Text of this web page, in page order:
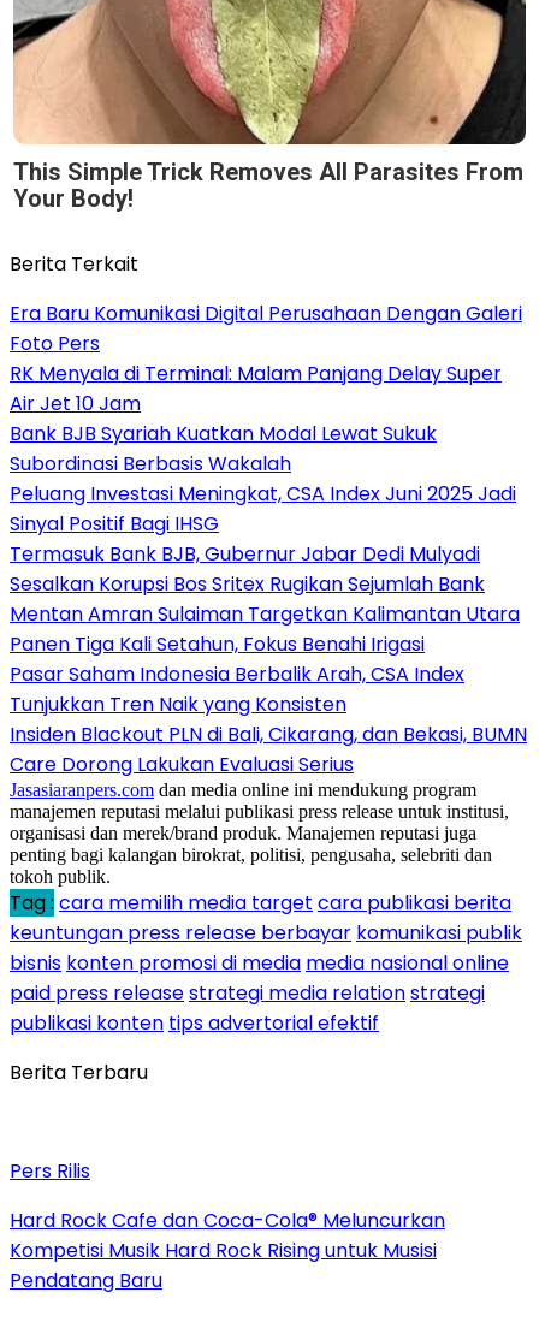
This Simple Trick Removes All Parasites From
Your Body!
Berita Terkait
Era Baru Komunikasi Digital Perusahaan Dengan Galeri
Foto Pers
RK Menyala di Terminal: Malam Panjang Delay Super
Air Jet 10 Jam
Bank BJB Syariah Kuatkan Modal Lewat Sukuk
Subordinasi Berbasis Wakalah
Peluang Investasi Meningkat, CSA Index Juni 2025 Jadi
Sinyal Positif Bagi IHSG
Termasuk Bank BJB, Gubernur Jabar Dedi Mulyadi
Sesalkan Korupsi Bos Sritex Rugikan Sejumlah Bank
Mentan Amran Sulaiman Targetkan Kalimantan Utara
Panen Tiga Kali Setahun, Fokus Benahi Irigasi
Pasar Saham Indonesia Berbalik Arah, CSA Index
Tunjukkan Tren Naik yang Konsisten
Insiden Blackout PLN di Bali, Cikarang, dan Bekasi, BUMN
Care Dorong Lakukan Evaluasi Serius
Jasasiaranpers.com dan media online ini mendukung program
manajemen reputasi melalui publikasi press release untuk institusi,
organisasi dan merek/brand produk. Manajemen reputasi juga
penting bagi kalangan birokrat, politisi, pengusaha, selebriti dan
tokoh publik.
Tag : cara memilih media target cara publikasi berita
keuntungan press release berbayar komunikasi publik
bisnis konten promosi di media media nasional online
paid press releasestrategi media relationstrategi
publikasi konten tips advertorial efektif
Berita Terbaru
Pers Rilis
Hard Rock Cafe dan Coca-Cola® Meluncurkan
Kompetisi Musik Hard Rock Rising untuk Musisi
Pendatang Baru